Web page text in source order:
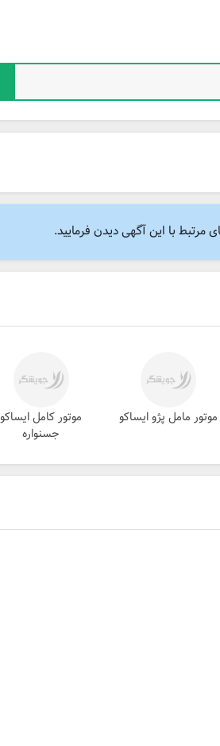
با این آگهی دیدن فرمایید.
موتور مامل پژو ایساکو
موتور کامل ایساکو
جسنواره